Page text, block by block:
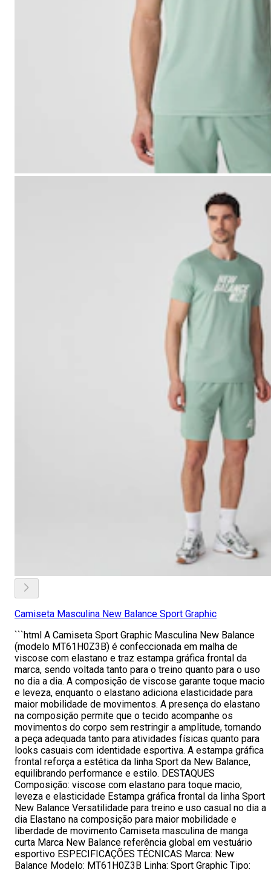
Camiseta Masculina New Balance Sport Graphic
```html A Camiseta Sport Graphic Masculina New Balance
(modelo MT61H0Z3B) é confeccionada em malha de
viscose com elastano e traz estampa gráfica frontal da
marca, sendo voltada tanto para o treino quanto para o uso
no dia a dia. A composição de viscose garante toque macio
e leveza, enquanto o elastano adiciona elasticidade para
maior mobilidade de movimentos. A presença do elastano
na composição permite que o tecido acompanhe os
movimentos do corpo sem restringir a amplitude, tornando
a peça adequada tanto para atividades físicas quanto para
looks casuais com identidade esportiva. A estampa gráfica
frontal reforça a estética da linha Sport da New Balance,
equilibrando performance e estilo. DESTAQUES
Composição: viscose com elastano para toque macio,
leveza e elasticidade Estampa gráfica frontal da linha Sport
New Balance Versatilidade para treino e uso casual no dia a
dia Elastano na composição para maior mobilidade e
liberdade de movimento Camiseta masculina de manga
curta Marca New Balance referência global em vestuário
esportivo ESPECIFICAÇÕES TÉCNICAS Marca: New
Balance Modelo: MT61H0Z3B Linha: Sport Graphic Tipo: